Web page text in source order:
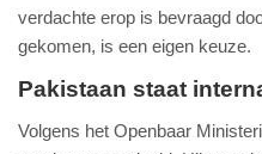
verdachte erop is bevraagd
gekomen, is een eigen keuze.
Pakistaan staat
Volgens het Openbaar